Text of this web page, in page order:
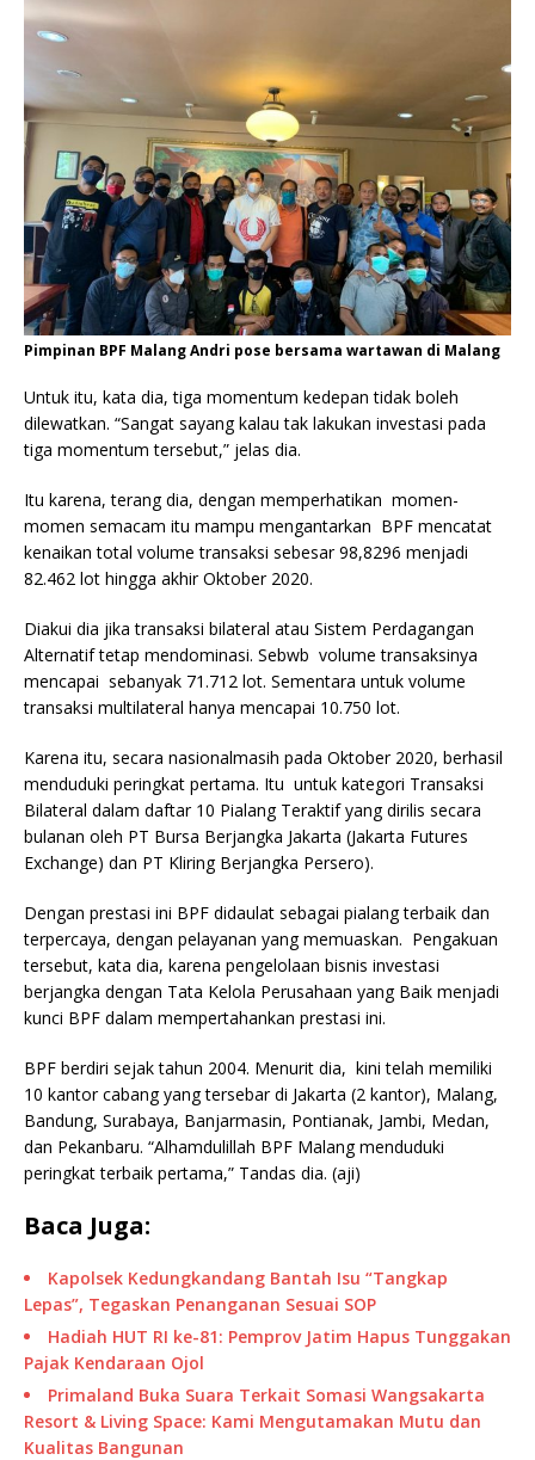
Pimpinan BPF Malang Andri pose bersama wartawan di Malang
Untuk itu, kata dia, tiga momentum kedepan tidak boleh
dilewatkan. “Sangat sayang kalau tak lakukan investasi pada
tiga momentum tersebut,” jelas dia.
Itu karena, terang dia, dengan memperhatikan momen-
momen semacam itu mampu mengantarkan BPF mencatat
kenaikan total volume transaksi sebesar 98,8296 menjadi
82.462 lot hingga akhir Oktober 2020.
Diakui dia jika transaksi bilateral atau Sistem Perdagangan
Alternatif tetap mendominasi. Sebwb volume transaksinya
mencapai sebanyak 71.712 lot. Sementara untuk volume
transaksi multilateral hanya mencapai 10.750 lot.
Karena itu, secara nasionalmasih pada Oktober 2020, berhasil
menduduki peringkat pertama. Itu untuk kategori Transaksi
Bilateral dalam daftar 10 Pialang Teraktif yang dirilis secara
bulanan oleh PT Bursa Berjangka Jakarta (Jakarta Futures
Exchange) dan PT Kliring Berjangka Persero).
Dengan prestasi ini BPF didaulat sebagai pialang terbaik dan
terpercaya, dengan pelayanan yang memuaskan. Pengakuan
tersebut, kata dia, karena pengelolaan bisnis investasi
berjangka dengan Tata Kelola Perusahaan yang Baik menjadi
kunci BPF dalam mempertahankan prestasi ini.
BPF berdiri sejak tahun 2004. Menurit dia, kini telah memiliki
10 kantor cabang yang tersebar di Jakarta (2 kantor), Malang,
Bandung, Surabaya, Banjarmasin, Pontianak, Jambi, Medan,
dan Pekanbaru. “Alhamdulillah BPF Malang menduduki
peringkat terbaik pertama,” Tandas dia. (aji)
Baca Juga:
Kapolsek Kedungkandang Bantah Isu “Tangkap
Lepas”, Tegaskan Penanganan Sesuai SOP
Hadiah HUT RI ke-81: Pemprov Jatim Hapus Tunggakan
Pajak Kendaraan Ojol
Primaland Buka Suara Terkait Somasi Wangsakarta
Resort & Living Space: Kami Mengutamakan Mutu dan
Kualitas Bangunan